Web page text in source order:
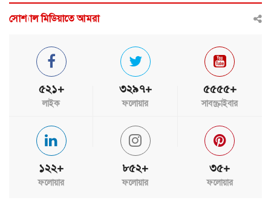
সোশ্যাল মিডিয়াতে আমরা
৫২১+
লাইক
৩২৯৭+
ফলোয়ার
৫৫৫৫+
সাবস্ক্রাইবার
১২২+
ফলোয়ার
৮৫২+
ফলোয়ার
৩৫+
ফলোয়ার